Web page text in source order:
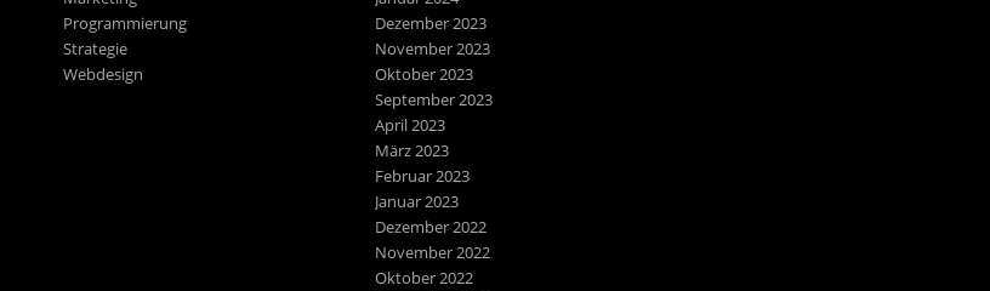
Programmierung
Strategie
Webdesign
Dezember 2023
November 2023
Oktober 2023
September 2023
April 2023
März 2023
Februar 2023
Januar 2023
Dezember 2022
November 2022
Oktober 2022